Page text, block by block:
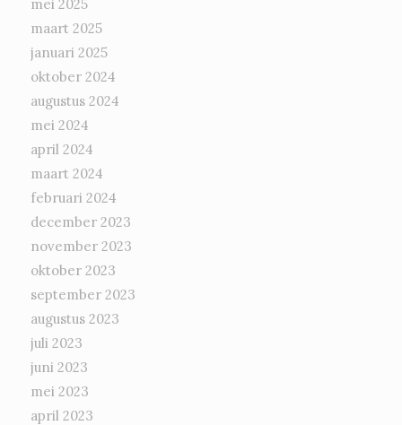
mei 2025
maart 2025
januari 2025
oktober 2024
augustus 2024
mei 2024
april 2024
maart 2024
februari 2024
december 2023
november 2023
oktober 2023
september 2023
augustus 2023
juli 2023
juni 2023
mei 2023
april 2023